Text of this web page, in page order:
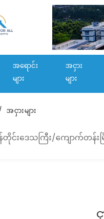
အရောင်း
များ
အငှား
များ
အငှားများ
တိုင်းဒေသကြီး/ကျောက်တန်